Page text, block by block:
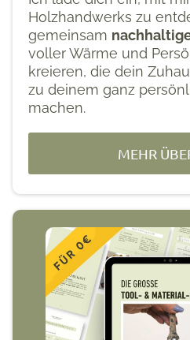
Holzhandwerks zu
gemeinsam
voller Wärme und
kreieren, die dein
zu deinem ganz
machen.
MEHR